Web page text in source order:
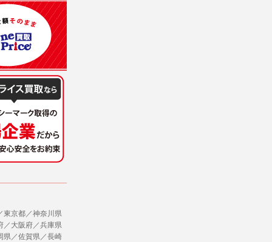
、お客様からのお申し出により利用を停
得ることが困難であるとき。
して協力する必要がある場合であって、
し、委託する場合は委託した個人データ
サービス等が利用できない場合があり
を閲覧・利用していただくためにクッ
のとします。
、第三者の使用などによる損害の責任
きを行なうものとします。
用する過程において、弊社が知り得た情
クトメールなど）を行なう場合。
。
東京都／神奈川県
／大阪府／兵庫県
県／佐賀県／長崎